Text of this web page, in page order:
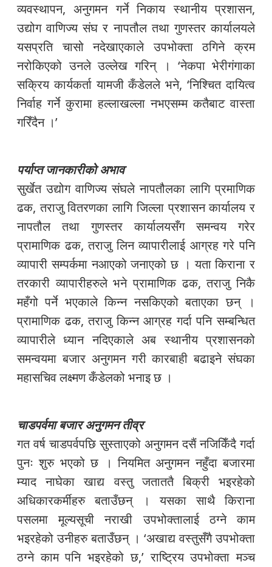
व्यवस्थापन, अनुगमन गर्ने निकाय स्थानीय प्रशासन,
उद्योग वाणिज्य संघ र नापतौल तथा गुणस्तर कार्यालयले
यसप्रति चासो नदेखाएकाले उपभोक्ता ठगिने क्रम
नरोकिएको उनले उल्लेख गरिन् । ‘नेकपा भेरीगंगाका
सक्रिय कार्यकर्ता यामजी कँडेलले भने, ‘निश्चित दायित्व
निर्वाह गर्ने कुरामा हल्लाखल्ला नभएसम्म कतैबाट वास्ता
गरिँदैन ।’
पर्याप्त जानकारीको अभाव
सुर्खेत उद्योग वाणिज्य संघले नापतौलका लागि प्रमाणिक
ढक, तराजु वितरणका लागि जिल्ला प्रशासन कार्यालय र
नापतौल तथा गुणस्तर कार्यालयसँग समन्वय गरेर
प्रामाणिक ढक, तराजु लिन व्यापारीलाई आग्रह गरे पनि
व्यापारी सम्पर्कमा नआएको जनाएको छ । यता किराना र
तरकारी व्यापारीहरुले भने प्रामाणिक ढक, तराजु निकै
महँगो पर्ने भएकाले किन्न नसकिएको बताएका छन् ।
प्रामाणिक ढक, तराजु किन्न आग्रह गर्दा पनि सम्बन्धित
व्यापारीले ध्यान नदिएकाले अब स्थानीय प्रशासनको
समन्वयमा बजार अनुगमन गरी कारबाही बढाइने संघका
महासचिव लक्ष्मण कँडेलको भनाइ छ ।
चाडपर्वमा बजार अनुगमन तीव्र
गत वर्ष चाडपर्वपछि सुस्ताएको अनुगमन दसैं नजिकिँदै गर्दा
पुनः शुरु भएको छ । नियमित अनुगमन नहुँदा बजारमा
म्याद नाघेका खाद्य वस्तु जताततै बिक्री भइरहेको
अधिकारकर्मीहरु बताउँछन् । यसका साथै किराना
पसलमा मूल्यसूची नराखी उपभोक्तालाई ठग्ने काम
भइरहेको उनीहरु बताउँछन् । ‘अखाद्य वस्तुसँगै उपभोक्ता
ठग्ने काम पनि भइरहेको छ,’ राष्ट्रिय उपभोक्ता मञ्च